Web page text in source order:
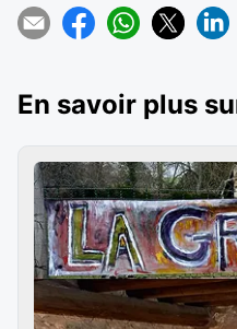
En savoir plus